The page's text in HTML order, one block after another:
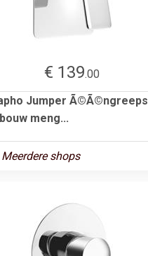
€ 139.00
Jumper Ã©Ã©ngreeps
meng...
Meerdere shops